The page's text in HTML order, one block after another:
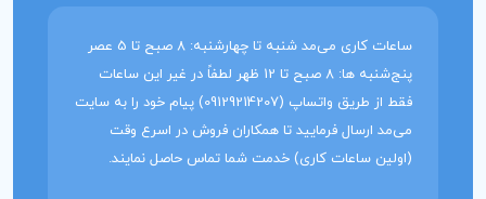
ساعات کاری می‌مد شنبه تا چهارشنبه: 8 صبح تا 5 عصر
پنج‌شنبه ها: 8 صبح تا 12 ظهر لطفاً در غیر این ساعات
فقط از طریق واتساپ (09129214207) پیام خود را به سایت
می‌مد ارسال فرمایید تا همکاران فروش در اسرع وقت
(اولین ساعات کاری) خدمت شما تماس حاصل نمایند.